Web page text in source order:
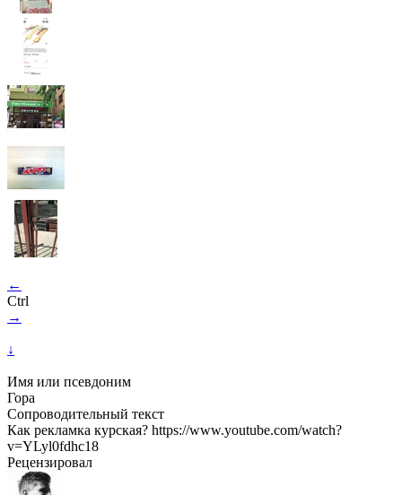
←
Ctrl
→
↓
Имя или псевдоним
Гора
Сопроводительный текст
Как рекламка курская? https://www.youtube.com/watch?
v=YLyl0fdhc18
Рецензировал